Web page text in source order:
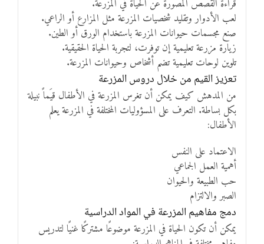
قراءة القصص المصورة عن الحياة في المزرعة.
لعب الأدوار وتقليد شخصيات المزرعة مثل المزارع أو الراعي.
صنع مجسمات حيوانات المزرعة باستخدام الورق أو الطين.
زيارة مزرعة تعليمية إن توفرت، لتجربة الحياة الحقيقية.
تلوين لوحات تعليمية تضم أشخاص وحيوانات المزرعة.
تعزيز القيم من خلال دروس المزرعة
من المدهش كيف يمكن أن تغرس المزرعة في الأطفال قيَماً نبيلة
بكل بساطة. التعرف على المسؤوليات المختلفة في المزرعة يعلم
الأطفال:
الاعتماد على النفس
أهمية العمل الجماعي
حب الطبيعة والحيوان
الصبر والالتزام
دمج مفاهيم المزرعة في المواد الدراسية
يمكن أن تكون الحياة في المزرعة موضوعًا مشتركًا غنيًا لتدريس